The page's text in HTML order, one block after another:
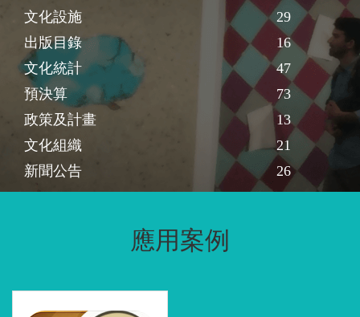
文化設施
出版目錄
文化統計
預決算
政策及計畫
文化組織
新聞公告
29
16
47
73
13
21
26
應用案例